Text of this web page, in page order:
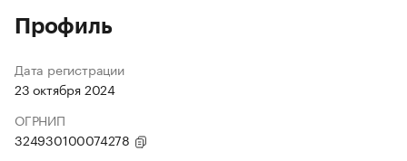
Профиль
Дата регистрации
23 октября 2024
ОГРНИП
324930100074278